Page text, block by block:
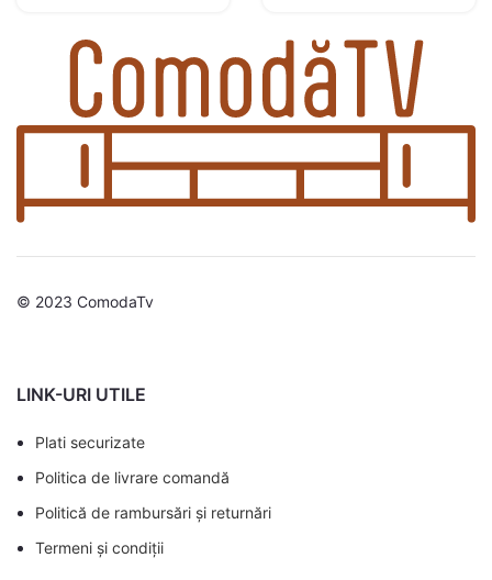
© 2023 ComodaTv
LINK-URI UTILE
Plati securizate
Politica de livrare comandă
Politică de rambursări și returnări
Termeni și condiții